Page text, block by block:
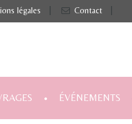
légales Contact
ÉVÉNEMENTS